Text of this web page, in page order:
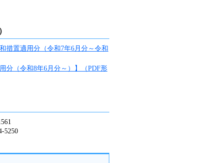
措置適用分（令和7年6月分～令和
分（令和8年6月分～）】（PDF形
5250